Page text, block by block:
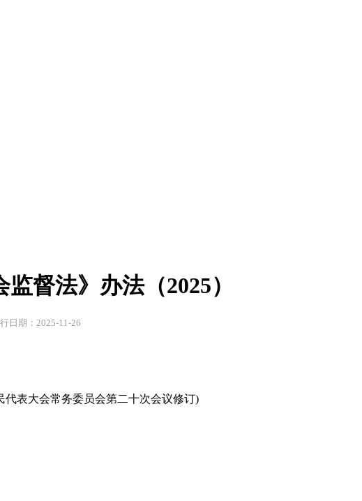
督法》办法（2025）
日期：2025-11-26
代表大会常务委员会第二十次会议修订)